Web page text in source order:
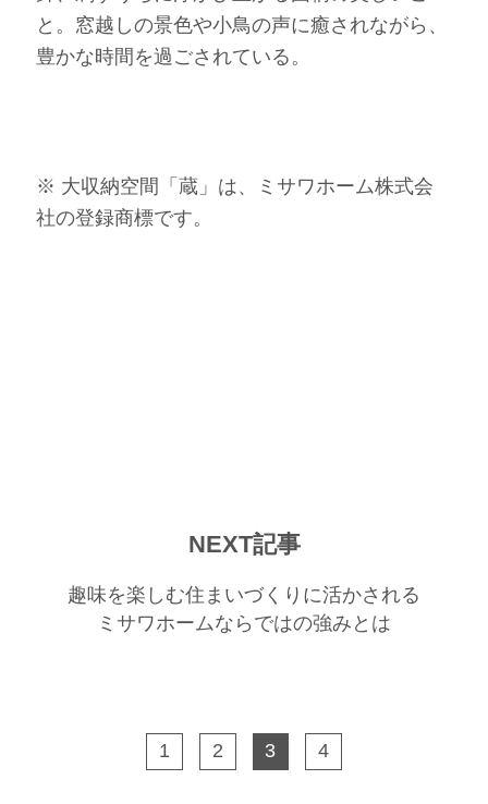
と。窓越しの景色や小鳥の声に癒されながら、
豊かな時間を過ごされている。
※ 大収納空間「蔵」は、ミサワホーム株式会
社の登録商標です。
1 2 3 4
NEXT記事
趣味を楽しむ住まいづくりに活かされる
ミサワホームならではの強みとは